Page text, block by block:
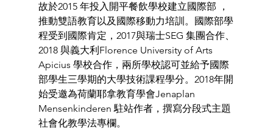
故於2015 年投入開平餐飲學校建立國際部 ，
推動雙語教育以及國際移動力培訓。國際部學
程受到國際肯定，2017與瑞士SEG 集團合作、
2018 與義大利Florence University of Arts
Apicius 學校合作，兩所學校認可並給予國際
部學生三學期的大學技術課程學分。2018年開
始受邀為荷蘭耶拿教育學會Jenaplan
Mensenkinderen 駐站作者，撰寫分段式主題
社會化教學法專欄。